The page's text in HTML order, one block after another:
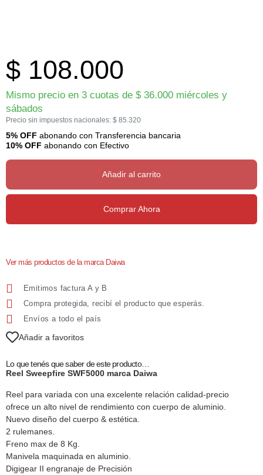
$ 108.000
Mismo precio en 3 cuotas de $36.000 miércoles y
sábados
Precio sin impuestos nacionales: $ 85.320
5% OFF abonando con Transferencia bancaria
10% OFF abonando con Efectivo
Añadir al carrito
Comprar Ahora
Ver más productos de la marca Daiwa
Emitimos factura A y B
Compra protegida, recibí el producto que esperás.
Envíos a todo el país
Añadir a favoritos
Lo que tenés que saber de este producto…
Reel Sweepfire SWF5000 marca Daiwa
Reel para variada con una excelente relación calidad-precio
ofrece un alto nivel de rendimiento con cuerpo de aluminio.
Nuevo diseño del cuerpo & estética.
2 rulemanes.
Freno max de 8 Kg.
Manivela maquinada en aluminio.
Digigear II engranaje de Precisión